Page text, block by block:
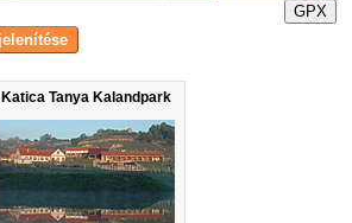
Katica Tanya Kalandpark
GPX